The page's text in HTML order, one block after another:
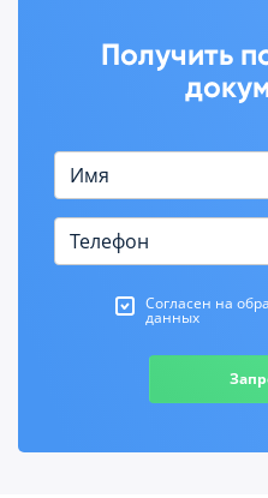
Получить
Согласен на
данных